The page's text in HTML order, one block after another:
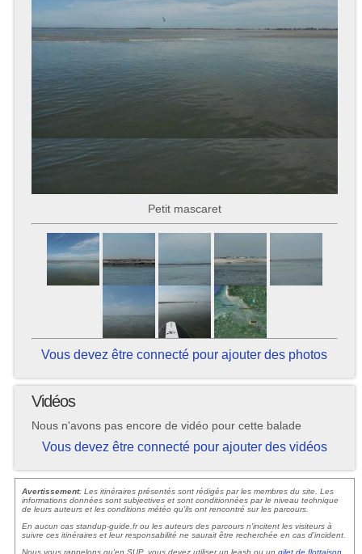
Petit mascaret
Vous devez être connecté pour ajouter des photos
Vidéos
Nous n'avons pas encore de vidéo pour cette balade
Vous devez être connecté pour ajouter des vidéos
Avertissement: Les itinéraires présentés sont rédigés par les membres du site. Les
informations données sont subjectives et sont conditionnées par le niveau technique
de leurs auteurs et les conditions météo qu'ils ont rencontré sur les parcours.
En aucun cas standup-guide.fr ou les auteurs des parcours n'incitent les visiteurs à
suivre ces itinéraires et leur responsabilité ne saurait être recherchée en cas d'incident.
Nous vous rappelons qu'en SUP, vous devez utiliser un leash ou ungilet de flottaison